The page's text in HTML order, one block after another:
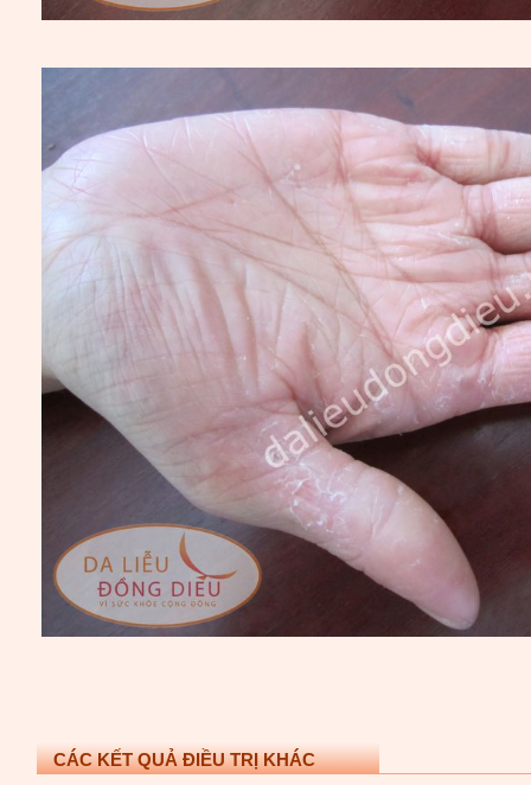
CÁC KẾT QUẢ ĐIỀU TRỊ KHÁC